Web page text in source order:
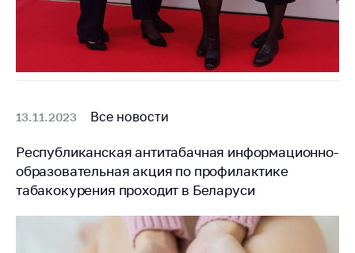
Контакты
Адрес и режим
работы
Министра
Горячая линия
Пресс-служба
Вышестоящий
государственный
13.11.2023 Все новости
Республиканская антитабачная информационно-
образовательная акция по профилактике
табакокурения проходит в Беларуси